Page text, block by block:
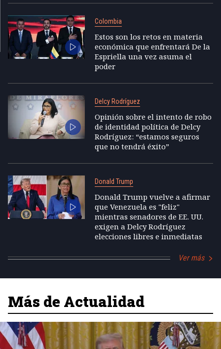
Colombia
Estos son los retos en materia
económica que enfrentará De la
Espriella una vez asuma el
poder
Delcy Rodríguez
Opinión sobre el intento de robo
de identidad política de Delcy
Rodríguez: “estamos seguros
que no tendrá éxito”
Donald Trump
Donald Trump vuelve a afirmar
que Venezuela es "feliz"
mientras senadores de EE. UU.
exigen a Delcy Rodríguez
elecciones libres e inmediatas
Ver más
Más de Actualidad